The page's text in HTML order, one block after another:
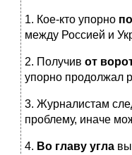
1. Кое-кто упорно
между Россией и
2. Получив от
упорно продолжал
3. Журналистам
проблему, иначе
4. Во главу угла